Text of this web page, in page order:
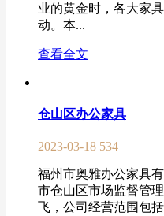
业的黄金时，各大家
动。本...
查看全文
仓山区办公家具
2023-03-18 534
福州市奥雅办公家具
市仓山区市场监督管
飞，公司经营范围包